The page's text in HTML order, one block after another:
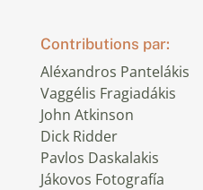
Contributions par:
Aléxandros Pantelákis
Vaggélis Fragiadákis
John Atkinson
Dick Ridder
Pavlos Daskalakis
Jákovos Fotografía